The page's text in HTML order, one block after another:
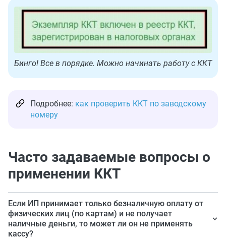
Бинго! Все в порядке. Можно начинать работу с ККТ
Подробнее: как проверить ККТ по заводскому
номеру
Часто задаваемые вопросы о
применении ККТ
Если ИП принимает только безналичную оплату от
физических лиц (по картам) и не получает
наличные деньги, то может ли он не применять
кассу?